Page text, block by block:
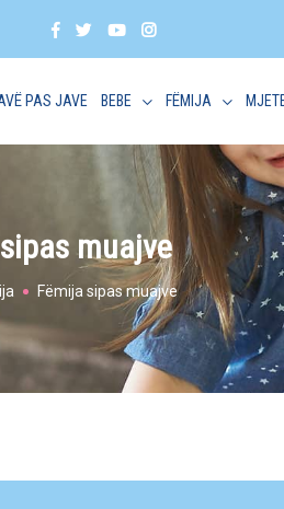
PAS JAVE BEBE FËMIJA
muajve
Fëmija sipas muajve